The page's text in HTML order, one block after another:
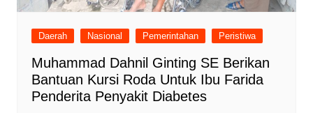
Daerah Nasional Pemerintahan Peristiwa
Muhammad Dahnil Ginting SE Berikan
Bantuan Kursi Roda Untuk Ibu Farida
Penderita Penyakit Diabetes